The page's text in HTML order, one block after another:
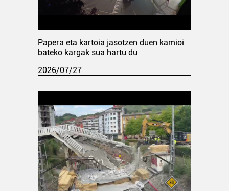
Papera eta kartoia jasotzen duen kamioi
bateko kargak sua hartu du
2026/07/27